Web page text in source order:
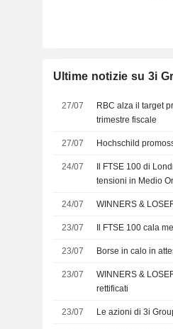
Ultime notizie su 3i
27/07
RBC alza il target
trimestre fiscale
27/07 Hochschild
24/07
Il FTSE 100 di
tensioni in Medio
24/07 WINNERS &
23/07 Il FTSE 100 cala
23/07 Borse in calo in
23/07
WINNERS &
rettificati
23/07 Le azioni di 3i